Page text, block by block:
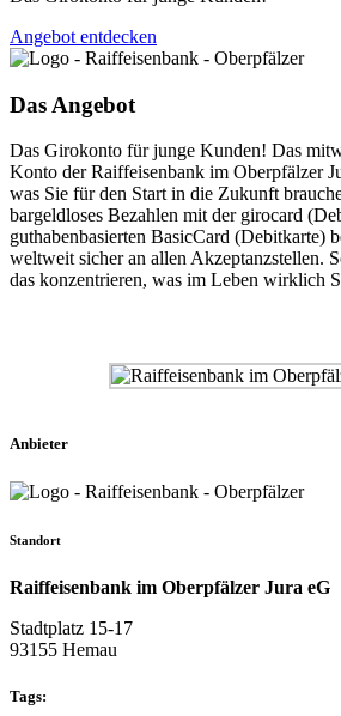
Angebot entdecken
Das Angebot
Das Girokonto für junge Kunden! Das
Konto der Raiffeisenbank im Oberpfälzer
was Sie für den Start in die Zukunft
bargeldloses Bezahlen mit der girocard
guthabenbasierten BasicCard (Debitkarte)
weltweit sicher an allen Akzeptanzstellen.
das konzentrieren, was im Leben wirklich
Anbieter
Standort
Raiffeisenbank im Oberpfälzer Jura eG
Stadtplatz 15-17
93155 Hemau
Tags: